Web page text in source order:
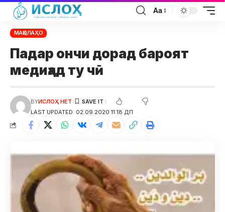
Aa
МАҚОЛАҲО
Падар ончи дорад бароят
медиҳад ту чӣ
LAST UPDATED: 02.09.2020 11:18 ДП
BYИСЛОҲ НЕТ